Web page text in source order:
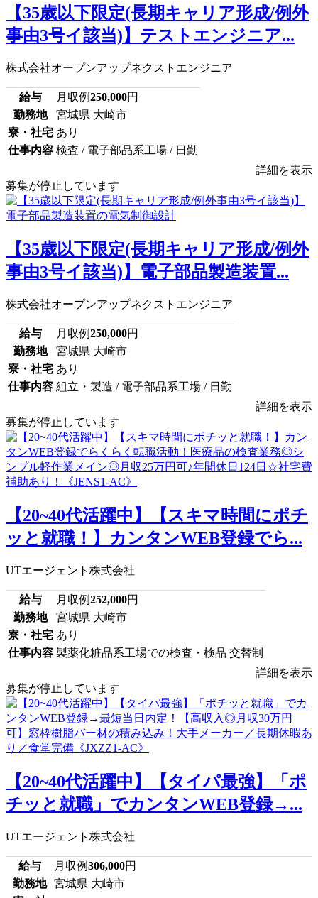
【35歳以下限定(長期キャリア形成/例外
事由3号イ該当)】テストエンジニア...
株式会社オープンアップネクストエンジニア
給与 月収例250,000円
勤務地
宮城県 大崎市
寮・社宅 あり
仕事内容 検査 / 電子部品系工場 / 日勤
詳細を表示
募集が停止しています
【35歳以下限定(長期キャリア形成/例外
事由3号イ該当)】電子部品製造装置...
株式会社オープンアップネクストエンジニア
給与 月収例250,000円
勤務地
宮城県 大崎市
寮・社宅 あり
仕事内容 組立・製造 / 電子部品系工場 / 日勤
詳細を表示
募集が停止しています
【20~40代活躍中】【スキマ時間にポチ
ッと就職！】カンタンWEB登録でら...
UTエージェント株式会社
給与 月収例252,000円
勤務地
宮城県 大崎市
寮・社宅 あり
仕事内容 製薬化粧品系工場での検査・検品 交替制
詳細を表示
募集が停止しています
【20~40代活躍中】【タイパ最強】「ポ
チッと就職」でカンタンWEB登録→...
UTエージェント株式会社
給与 月収例306,000円
勤務地
宮城県 大崎市